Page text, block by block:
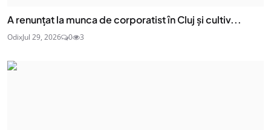
A renunțat la munca de corporatist în Cluj și cultiv...
OdixJul 29, 2026 0 3